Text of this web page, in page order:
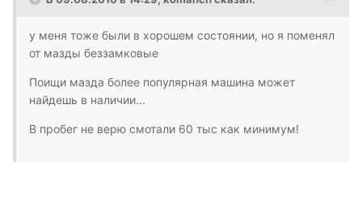
у меня тоже были в хорошем состоянии, но я поменял
от мазды беззамковые
Поищи мазда более популярная машина может
найдешь в наличии...
В пробег не верю смотали 60 тыс как минимум!